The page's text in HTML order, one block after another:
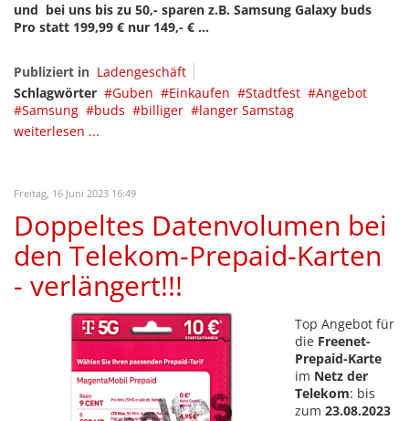
und bei uns bis zu 50,- sparen z.B. Samsung Galaxy buds
Pro statt 199,99 € nur 149,- € ...
Publiziert in Ladengeschäft
Schlagwörter
Guben Einkaufen Stadtfest
Angebot
Samsung
buds billiger
langer Samstag
weiterlesen ...
Freitag, 16 Juni 2023 16:49
Doppeltes Datenvolumen bei
den Telekom-Prepaid-Karten
- verlängert!!!
Top Angebot für
die Freenet-
Prepaid-Karte
im Netz der
Telekom: bis
zum 23.08.2023